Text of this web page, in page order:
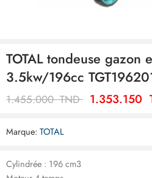
TOTAL tondeuse gazon
3.5kw/196cc
1.455.000TND 1.353.150
Marque: TOTAL
Cylindrée : 196 cm3